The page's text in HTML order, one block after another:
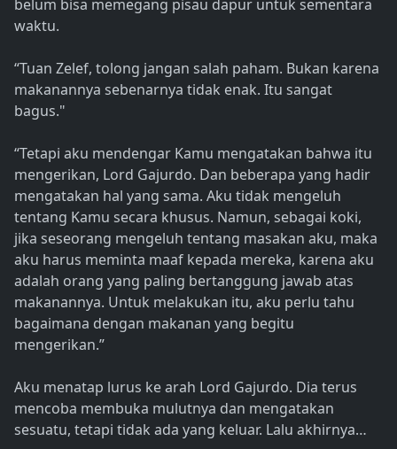
belum bisa memegang pisau dapur untuk sementara
waktu.
“Tuan Zelef, tolong jangan salah paham. Bukan karena
makanannya sebenarnya tidak enak. Itu sangat
bagus."
“Tetapi aku mendengar Kamu mengatakan bahwa itu
mengerikan, Lord Gajurdo. Dan beberapa yang hadir
mengatakan hal yang sama. Aku tidak mengeluh
tentang Kamu secara khusus. Namun, sebagai koki,
jika seseorang mengeluh tentang masakan aku, maka
aku harus meminta maaf kepada mereka, karena aku
adalah orang yang paling bertanggung jawab atas
makanannya. Untuk melakukan itu, aku perlu tahu
bagaimana dengan makanan yang begitu
mengerikan.”
Aku menatap lurus ke arah Lord Gajurdo. Dia terus
mencoba membuka mulutnya dan mengatakan
sesuatu, tetapi tidak ada yang keluar. Lalu akhirnya…